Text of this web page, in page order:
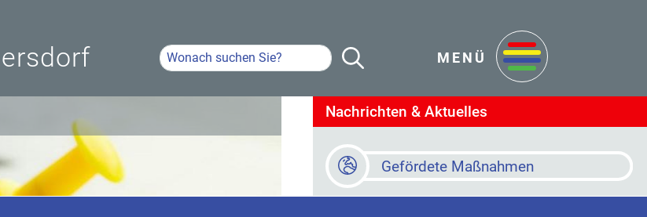
Volltextsuche
Hier Suchbegriff eingeben Suche Starten
MENÜ
Nachrichten & Aktuelles
Gefördete Maßnahmen